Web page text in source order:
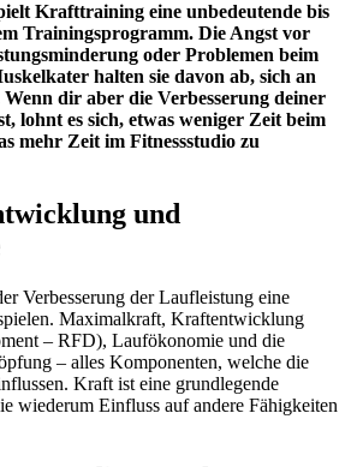
Krafttraining eine unbedeutende bis
Trainingsprogramm. Die Angst vor
oder Problemen beim
halten sie davon ab, sich an
Wenn dir aber die Verbesserung deiner
lohnt es sich, etwas weniger Zeit beim
mehr Zeit im Fitnessstudio zu
und
Verbesserung der Laufleistung eine
Maximalkraft, Kraftentwicklung
– RFD), Laufökonomie und die
– alles Komponenten, welche die
Kraft ist eine grundlegende
wiederum Einfluss auf andere Fähigkeiten